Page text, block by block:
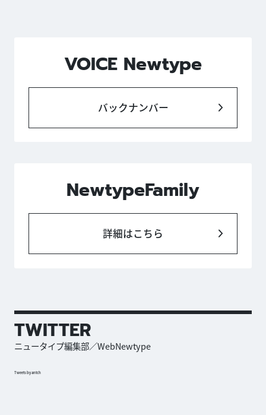
VOICE Newtype
バックナンバー
NewtypeFamily
詳細はこちら
TWITTER
ニュータイプ編集部／WebNewtype
Tweets by antch